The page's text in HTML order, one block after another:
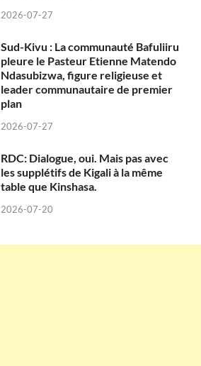
2026-07-27
Sud-Kivu : La communauté Bafuliiru
pleure le Pasteur Etienne Matendo
Ndasubizwa, figure religieuse et
leader communautaire de premier
plan
2026-07-27
RDC: Dialogue, oui. Mais pas avec
les supplétifs de Kigali à la même
table que Kinshasa.
2026-07-20